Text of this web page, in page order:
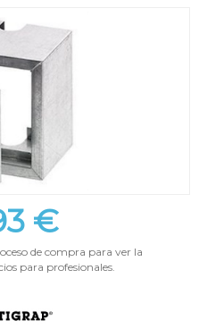
€
de compra para ver la
para profesionales.